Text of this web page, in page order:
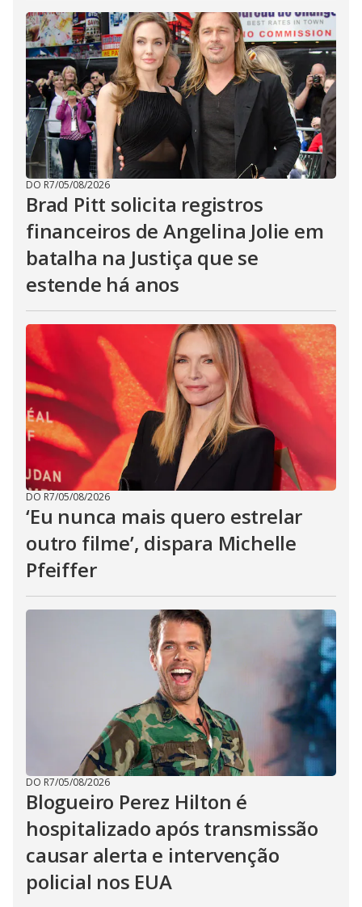
DO R7/05/08/2026
Brad Pitt solicita registros
financeiros de Angelina Jolie em
batalha na Justiça que se
estende há anos
DO R7/05/08/2026
‘Eu nunca mais quero estrelar
outro filme’, dispara Michelle
Pfeiffer
DO R7/05/08/2026
Blogueiro Perez Hilton é
hospitalizado após transmissão
causar alerta e intervenção
policial nos EUA